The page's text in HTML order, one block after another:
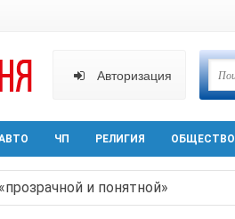
Авторизация
ЧП РЕЛИГИЯ ОБЩЕСТВО
и понятной»